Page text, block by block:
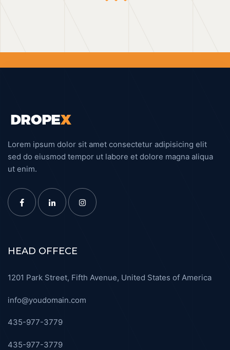
Lorem ipsum dolor sit amet consectetur adipisicing elit
sed do eiusmod tempor ut labore et dolore magna aliqua
ut enim.
HEAD OFFECE
1201 Park Street, Fifth Avenue, United States of America
info@youdomain.com
435-977-3779
435-977-3779